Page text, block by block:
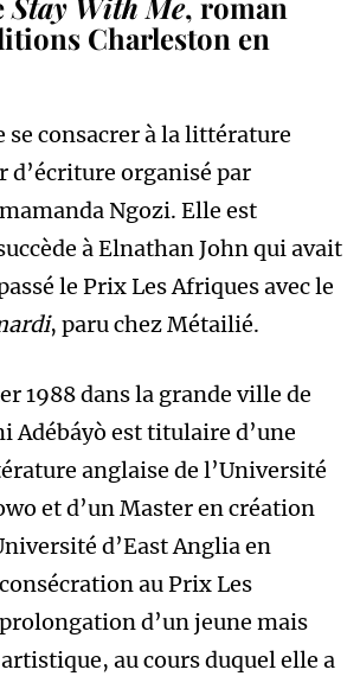
Charleston en
se consacrer à la littérature
d’écriture organisé par
Ngozi. Elle est
à Elnathan John qui avait
le Prix Les Afriques avec le
, paru chez Métailié.
1988 dans la grande ville de
Adébáyò est titulaire d’une
anglaise de l’Université
et d’un Master en création
d’East Anglia en
au Prix Les
d’un jeune mais
au cours duquel elle a